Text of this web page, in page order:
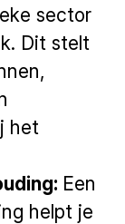
sector
Dit stelt
het
Een
helpt je